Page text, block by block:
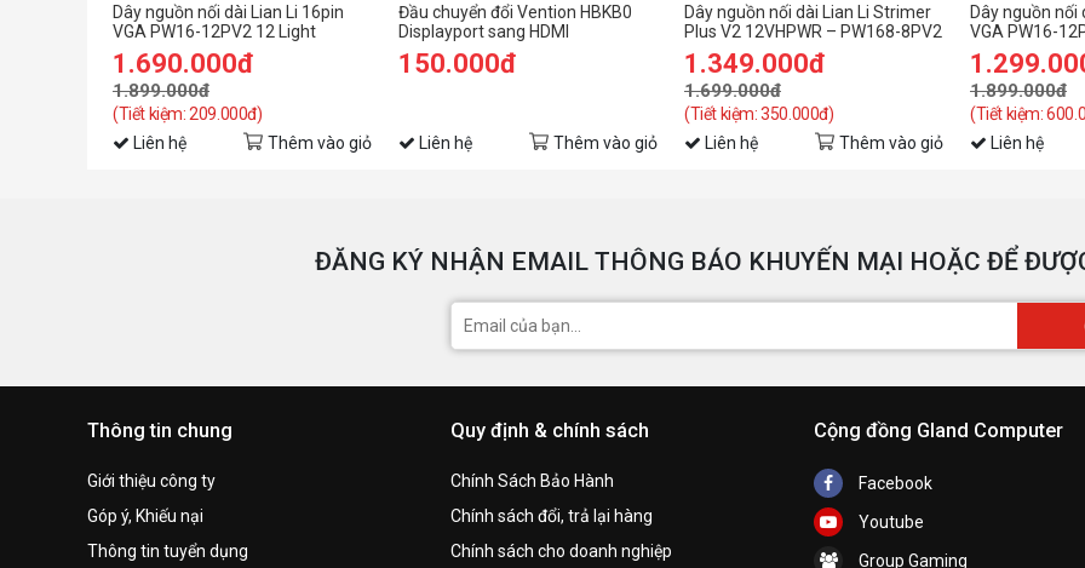
Dây nguồn nối dài Lian Li 16pin
VGA PW16-12PV2 12 Light
Strimer Plus V2
1.690.000đ
1.899.000đ
(Tiết kiệm: 209.000đ)
Liên hệ Thêm vào giỏ
Đầu chuyển đổi Vention HBKB0
Displayport sang HDMI
150.000đ
Liên hệ Thêm vào giỏ
Dây nguồn nối dài Lian Li Strimer
Plus V2 12VHPWR – PW168-8PV2
– 3×8-PIN to 12+4-PIN 8 light
guides
1.349.000đ
1.699.000đ
(Tiết kiệm: 350.000đ)
Liên hệ Thêm vào giỏ
Dây nguồn nối
VGA PW16-
Plus V2
1.899.000đ
(Tiết kiệm:
Liên hệ
ĐĂNG KÝ NHẬN EMAIL THÔNG BÁO KHUYẾN MẠI HOẶC ĐỂ
Thông tin chung
Giới thiệu công ty
Góp ý, Khiếu nại
Thông tin tuyển dụng
Quy định & chính sách
Chính Sách Bảo Hành
Chính sách đổi, trả lại hàng
Chính sách cho doanh nghiệp
Cộng đồng Gland Computer
Facebook
Youtube
Group Gaming